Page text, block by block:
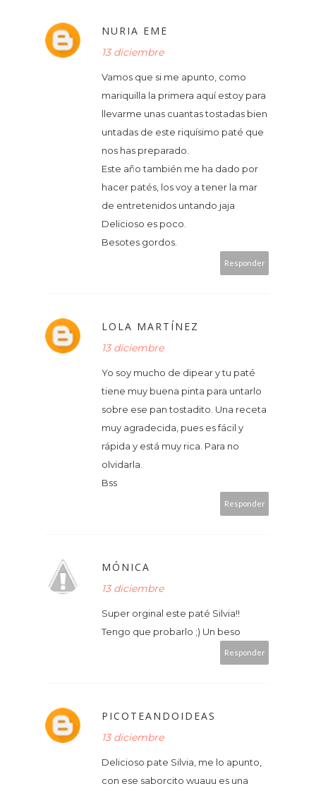
NURIA EME
13 diciembre
Vamos que si me apunto, como
mariquilla la primera aquí estoy para
llevarme unas cuantas tostadas bien
untadas de este riquísimo paté que
nos has preparado.
Este año también me ha dado por
hacer patés, los voy a tener la mar
de entretenidos untando jaja
Delicioso es poco.
Besotes gordos.
Responder
LOLA MARTÍNEZ
13 diciembre
Yo soy mucho de dipear y tu paté
tiene muy buena pinta para untarlo
sobre ese pan tostadito. Una receta
muy agradecida, pues es fácil y
rápida y está muy rica. Para no
olvidarla.
Bss
Responder
MÓNICA
13 diciembre
Super orginal este paté Silvia!!
Tengo que probarlo ;) Un beso
Responder
PICOTEANDOIDEAS
13 diciembre
Delicioso pate Silvia, me lo apunto,
con ese saborcito wuauu es una